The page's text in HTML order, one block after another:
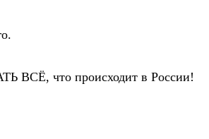
ВСЁ, что происходит в России!